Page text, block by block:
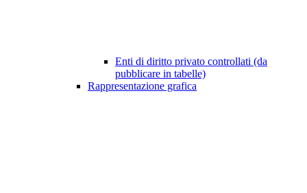
Enti di diritto privato controllati (da
pubblicare in tabelle)
Rappresentazione grafica